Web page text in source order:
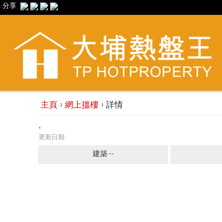
分享
主頁 › 網上搵樓 › 詳情
,
更新日期:
建築 --